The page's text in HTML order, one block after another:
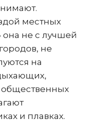
местных
не с лучшей
не
на
и плавках.